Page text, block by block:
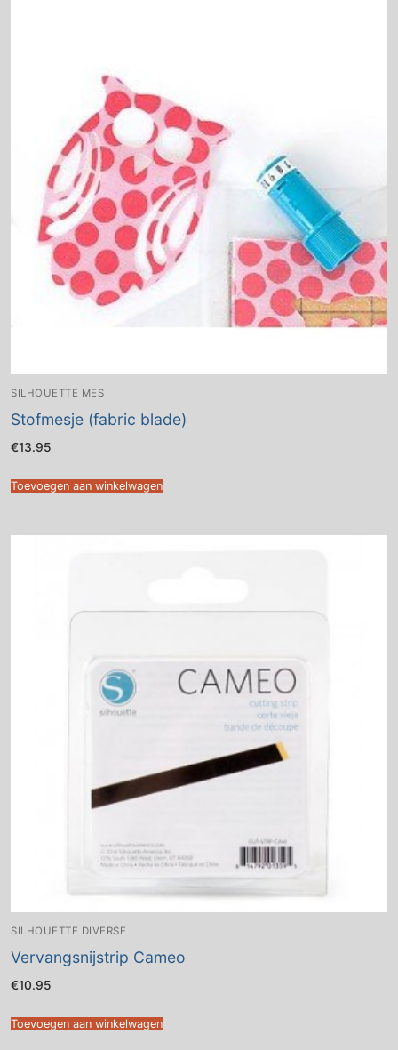
SILHOUETTE MES
Stofmesje (fabric blade)
€13.95
Toevoegen aan winkelwagen
SILHOUETTE DIVERSE
Vervangsnijstrip Cameo
€10.95
Toevoegen aan winkelwagen